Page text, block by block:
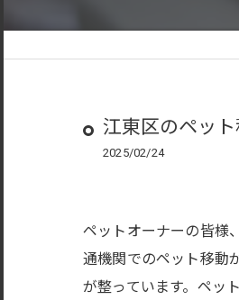
江東区のペッ
2025/02/24
ペットオーナーの皆様
通機関でのペット移動
が整っています。ペッ